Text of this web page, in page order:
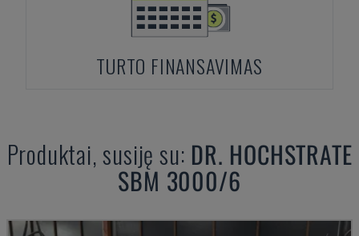
TURTO FINANSAVIMAS
Produktai, susiję su: DR. HOCHSTRATE
SBM 3000/6